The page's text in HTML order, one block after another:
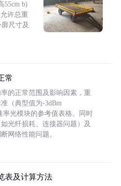
55cm b)
许总重
尺寸及
常
的正常范围及影响因素，重
（典型值为-3dBm
率光模块的参考值表格。同时
光纤损耗、连接器问题）及
网络性能问题。
表及计算方法